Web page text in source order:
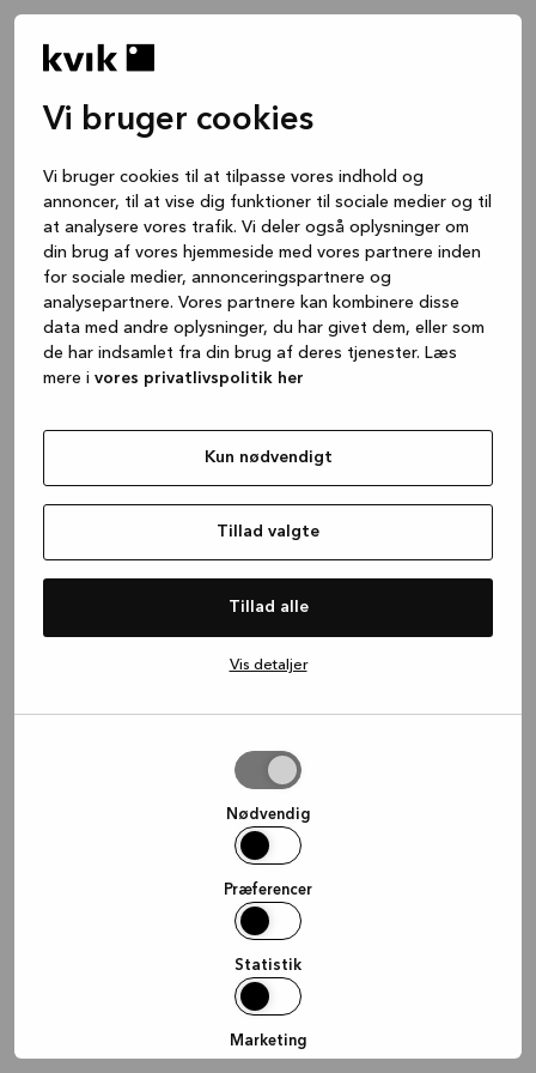
Vi bruger cookies
Vi bruger cookies til at tilpasse vores indhold og
annoncer, til at vise dig funktioner til sociale medier og til
at analysere vores trafik. Vi deler også oplysninger om
din brug af vores hjemmeside med vores partnere inden
for sociale medier, annonceringspartnere og
analysepartnere. Vores partnere kan kombinere disse
data med andre oplysninger, du har givet dem, eller som
de har indsamlet fra din brug af deres tjenester. Læs
mere i vores privatlivspolitik her
Kun nødvendigt
Tillad valgte
Tillad alle
Vis detaljer
Nødvendig
Præferencer
Statistik
Marketing
(see the browser console for more
information).